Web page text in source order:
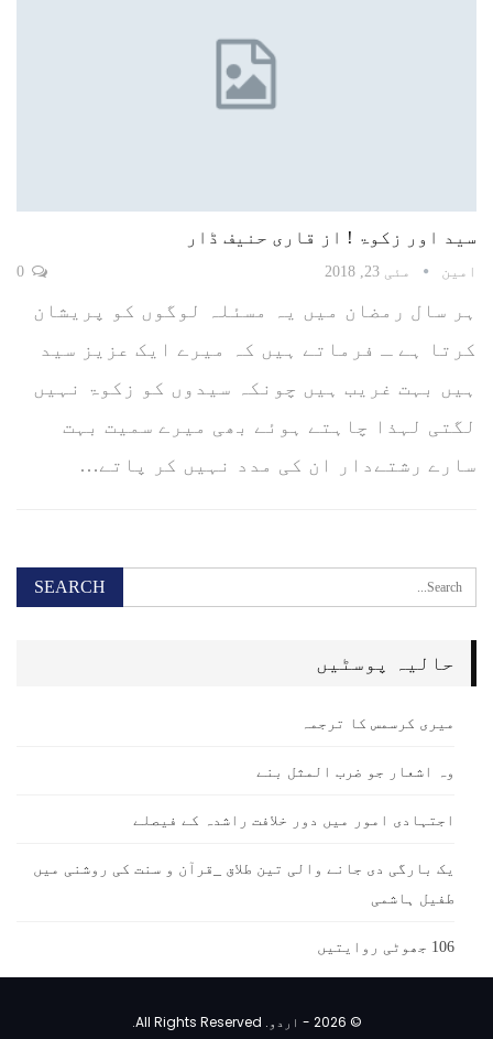
سید اور زکوۃ ! از قاری حنیف ڈار
امین مئی 23, 2018
ہر سال رمضان میں یہ مسئلہ لوگوں کو پریشان
کرتا ہے ـ فرماتے ہیں کہ میرے ایک عزیز سید
ہیں بہت غریب ہیں چونکہ سیدوں کو زکوۃ نہیں
لگتی لہذا چاہتے ہوئے بھی میرے سمیت بہت
سارے رشتےدار ان کی مدد نہیں کر پاتے…
حالیہ پوسٹیں
میری کرسمس کا ترجمہ
وہ اشعار جو ضرب المثل بنے
اجتہادی امور میں دور خلافت راشدہ کے فیصلے
یک بارگی دی جانے والی تین طلاق _قرآن و سنت کی روشنی میں
طفیل ہاشمی
106 جھوٹی روایتیں
© 2026 - اردو. All Rights Reserved.